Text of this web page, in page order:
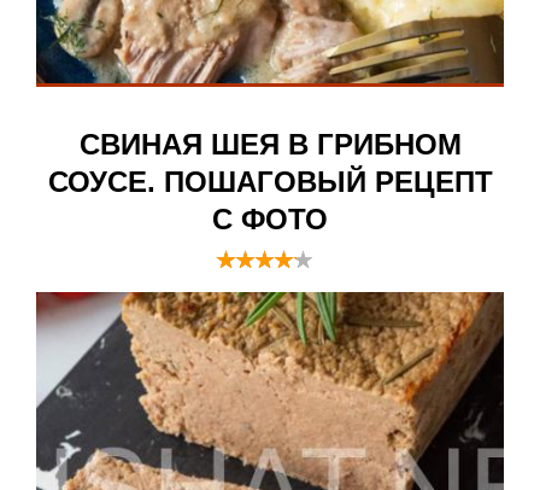
СВИНАЯ ШЕЯ В ГРИБНОМ
СОУСЕ. ПОШАГОВЫЙ РЕЦЕПТ
С ФОТО